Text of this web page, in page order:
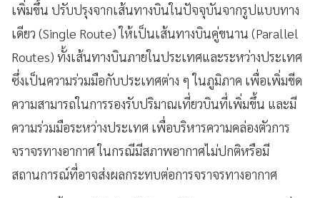
เพิ่มขึ้น ปรับปรุงจากเส้นทางบินในปัจจุบันจากรูปแบบทาง
เดียว (Single Route) ให้เป็นเส้นทางบินคู่ขนาน (Parallel
Routes) ทั้งเส้นทางบินภายในประเทศและระหว่างประเทศ
ซึ่งเป็นความร่วมมือกับประเทศต่าง ๆ ในภูมิภาค เพื่อเพิ่มขีด
ความสามารถในการรองรับปริมาณเที่ยวบินที่เพิ่มขึ้น และมี
ความร่วมมือระหว่างประเทศ เพื่อบริหารความคล่องตัวการ
จราจรทางอากาศ ในกรณีมีสภาพอากาศไม่ปกติหรือมี
สถานการณ์ที่อาจส่งผลกระทบต่อการจราจรทางอากาศ